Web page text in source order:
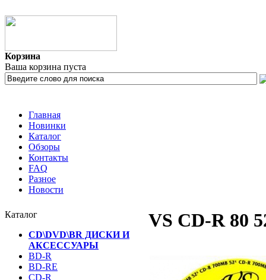
Корзина
Ваша корзина пуста
Главная
Новинки
Каталог
Обзоры
Контакты
FAQ
Разное
Новости
Каталог
CD\DVD\BR ДИСКИ И
АКСЕССУАРЫ
BD-R
BD-RE
CD-R
VS CD-R 80